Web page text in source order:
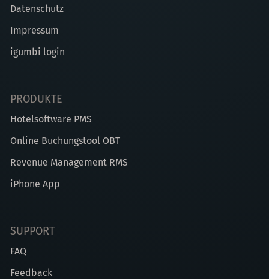
Datenschutz
Impressum
igumbi login
PRODUKTE
Hotelsoftware PMS
Online Buchungstool OBT
Revenue Management RMS
iPhone App
SUPPORT
FAQ
Feedback